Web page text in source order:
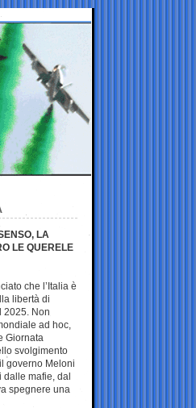
LA
LE QUERELE
che l’Italia è
libertà di
2025. Non
ad hoc,
Giornata
svolgimento
governo Meloni
dalle mafie, dal
spegnere una